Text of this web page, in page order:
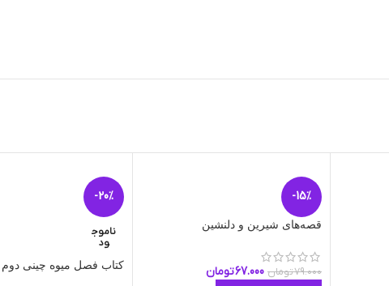
-15%
قصه‌های شیرین و دلنشین
79.000تومان 67.000تومان
-20%
ناموج
ود
کتاب فصل میوه چینی دوم